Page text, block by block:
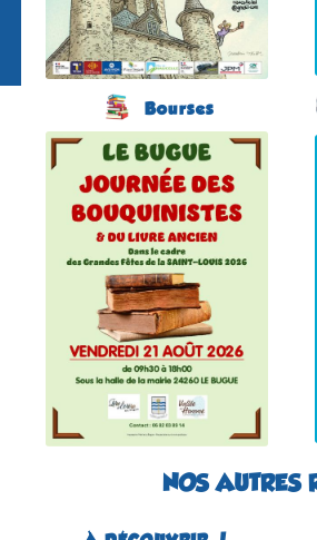
Bourses
Journée des
Bouquinistes
(2 éme édition)
LE BUGUE
(Dordogne - France)
le 21 août 2026
Plus d'informations
NOS AUTRES